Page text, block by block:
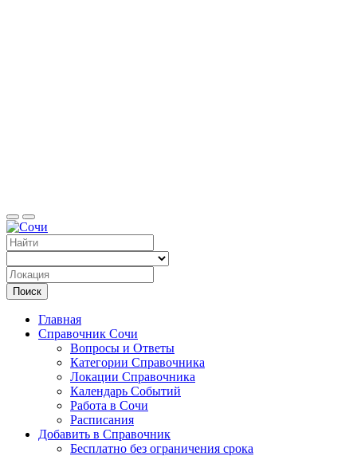
Сочи
Поиск
Главная
Справочник Сочи
Вопросы и Ответы
Категории Справочника
Локации Справочника
Календарь Событий
Работа в Сочи
Расписания
Добавить в Справочник
Бесплатно без ограничения срока